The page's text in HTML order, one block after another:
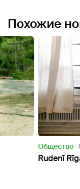
Похожие
Oбщество
Rudenī Rīgā